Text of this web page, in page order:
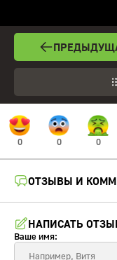
0 0 0
ОТЗЫВЫ И
НАПИСАТЬ
Ваше имя: